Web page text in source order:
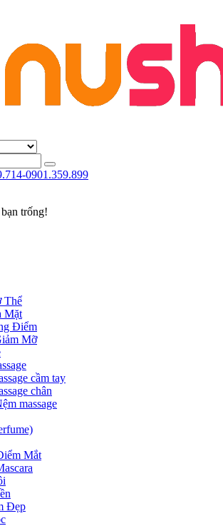
0901.359.899
trống!
Thể
Mặt
Điểm
Mỡ
cầm tay
chân
massage
Mắt
Đẹp